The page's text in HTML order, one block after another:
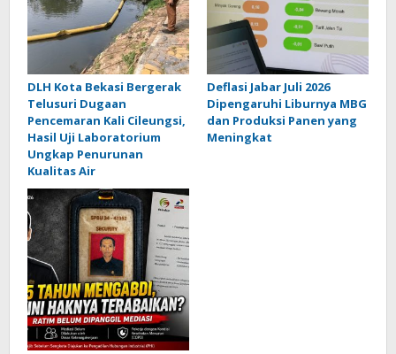
DLH Kota Bekasi Bergerak
Telusuri Dugaan
Pencemaran Kali Cileungsi,
Hasil Uji Laboratorium
Ungkap Penurunan
Kualitas Air
Deflasi Jabar Juli 2026
Dipengaruhi Liburnya MBG
dan Produksi Panen yang
Meningkat